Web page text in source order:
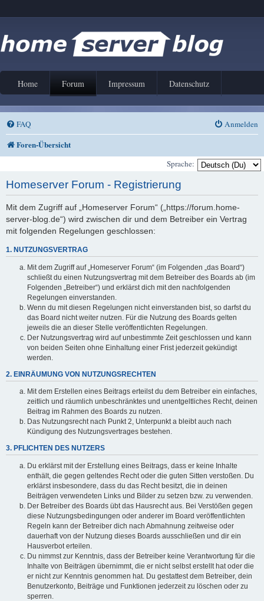
Home Forum Impressum Datenschutz
FAQ Anmelden
Foren-Übersicht
Sprache:
Homeserver Forum - Registrierung
Mit dem Zugriff auf „Homeserver Forum“ („https://forum.home-
server-blog.de“) wird zwischen dir und dem Betreiber ein Vertrag
mit folgenden Regelungen geschlossen:
1. NUTZUNGSVERTRAG
Mit dem Zugriff auf „Homeserver Forum“ (im Folgenden „das Board“)
schließt du einen Nutzungsvertrag mit dem Betreiber des Boards ab (im
Folgenden „Betreiber“) und erklärst dich mit den nachfolgenden
Regelungen einverstanden.
Wenn du mit diesen Regelungen nicht einverstanden bist, so darfst du
das Board nicht weiter nutzen. Für die Nutzung des Boards gelten
jeweils die an dieser Stelle veröffentlichten Regelungen.
Der Nutzungsvertrag wird auf unbestimmte Zeit geschlossen und kann
von beiden Seiten ohne Einhaltung einer Frist jederzeit gekündigt
werden.
2. EINRÄUMUNG VON NUTZUNGSRECHTEN
Mit dem Erstellen eines Beitrags erteilst du dem Betreiber ein einfaches,
zeitlich und räumlich unbeschränktes und unentgeltliches Recht, deinen
Beitrag im Rahmen des Boards zu nutzen.
Das Nutzungsrecht nach Punkt 2, Unterpunkt a bleibt auch nach
Kündigung des Nutzungsvertrages bestehen.
3. PFLICHTEN DES NUTZERS
Du erklärst mit der Erstellung eines Beitrags, dass er keine Inhalte
enthält, die gegen geltendes Recht oder die guten Sitten verstoßen. Du
erklärst insbesondere, dass du das Recht besitzt, die in deinen
Beiträgen verwendeten Links und Bilder zu setzen bzw. zu verwenden.
Der Betreiber des Boards übt das Hausrecht aus. Bei Verstößen gegen
diese Nutzungsbedingungen oder anderer im Board veröffentlichten
Regeln kann der Betreiber dich nach Abmahnung zeitweise oder
dauerhaft von der Nutzung dieses Boards ausschließen und dir ein
Hausverbot erteilen.
Du nimmst zur Kenntnis, dass der Betreiber keine Verantwortung für die
Inhalte von Beiträgen übernimmt, die er nicht selbst erstellt hat oder die
er nicht zur Kenntnis genommen hat. Du gestattest dem Betreiber, dein
Benutzerkonto, Beiträge und Funktionen jederzeit zu löschen oder zu
sperren.